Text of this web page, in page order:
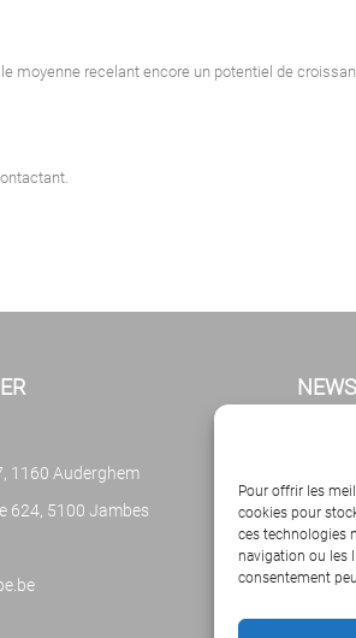
Pour offrir les
cookies pour
ces technologies
navigation ou les
consentement
moyenne recelant encore un potentiel de
1160 Auderghem
624, 5100 Jambes